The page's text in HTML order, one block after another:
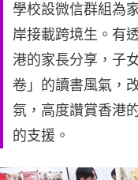
學校設微信群組為
岸接載跨境生。有
港的家長分享，子
卷」的讀書風氣，
氛，高度讚賞香港
的支援。